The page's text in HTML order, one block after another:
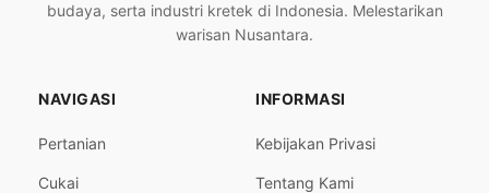
budaya, serta industri kretek di Indonesia. Melestarikan
warisan Nusantara.
NAVIGASI
Pertanian
Cukai
INFORMASI
Kebijakan Privasi
Tentang Kami